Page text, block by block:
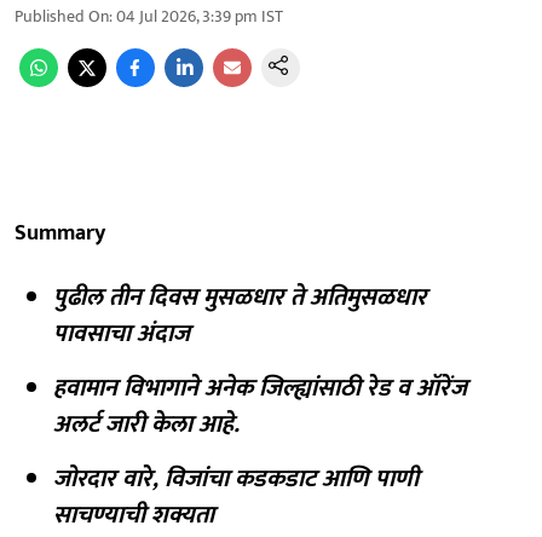
Published On:04 Jul 2026, 3:39 pm IST
Summary
पुढील तीन दिवस मुसळधार ते अतिमुसळधार
पावसाचा अंदाज
हवामान विभागाने अनेक जिल्ह्यांसाठी रेड व ऑरेंज
अलर्ट जारी केला आहे.
जोरदार वारे, विजांचा कडकडाट आणि पाणी
साचण्याची शक्यता